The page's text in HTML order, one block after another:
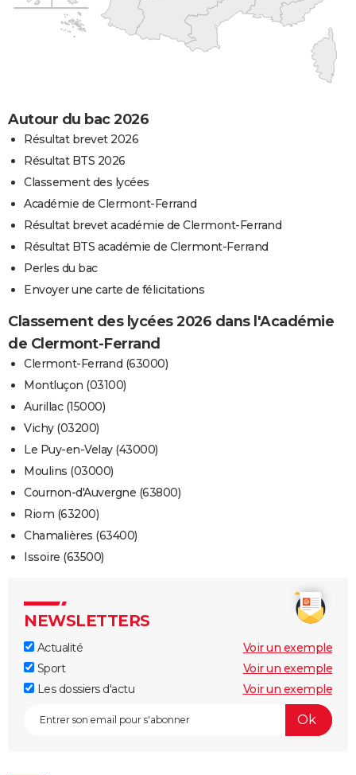
Autour du bac 2026
Résultat brevet 2026
Résultat BTS 2026
Classement des lycées
Académie de Clermont-Ferrand
Résultat brevet académie de Clermont-Ferrand
Résultat BTS académie de Clermont-Ferrand
Perles du bac
Envoyer une carte de félicitations
Classement des lycées 2026 dans l'Académie
de Clermont-Ferrand
Clermont-Ferrand (63000)
Montluçon (03100)
Aurillac (15000)
Vichy (03200)
Le Puy-en-Velay (43000)
Moulins (03000)
Cournon-d'Auvergne (63800)
Riom (63200)
Chamalières (63400)
Issoire (63500)
NEWSLETTERS
Actualité
Voir un exemple
Sport
Voir un exemple
Les dossiers d'actu
Voir un exemple